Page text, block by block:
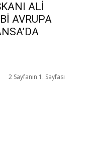
ALİ
AVRUPA
2 Sayfanın 1. Sayfası